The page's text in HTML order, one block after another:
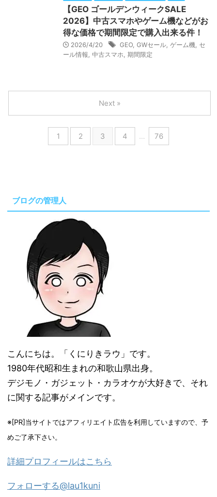
【GEO ゴールデンウィークSALE
2026】中古スマホやゲーム機などがお
得な価格で期間限定で購入出来る件！
2026/4/20 GEO GWセール ゲーム機 セ
ール情報 中古スマホ 期間限定
1 2 3 4 … 76
Next »
ブログの管理人
こんにちは。「くにりきラウ」です。
1980年代昭和生まれの和歌山県出身。
デジモノ・ガジェット・カラオケが大好きで、それ
に関する記事がメインです。
※[PR]当サイトではアフィリエイト広告を利用していますので、予
めご了承下さい。
詳細プロフィールはこちら
フォローする@lau1kuni